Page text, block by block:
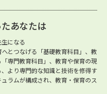
あなたは
になる
とつなげる「基礎教育科目」、教
専門教育科目」、教育や保育の現
より専門的な知識と技術を修得す
ラムが構成され、教育・保育のス